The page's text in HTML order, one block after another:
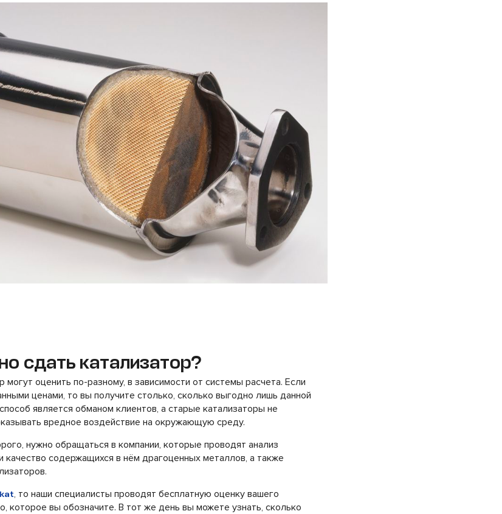
сдать катализатор?
могут оценить по-разному, в зависимости от системы расчета. Если
ценами, то вы получите столько, сколько выгодно лишь данной
является обманом клиентов, а старые катализаторы не
вредное воздействие на окружающую среду.
нужно обращаться в компании, которые проводят анализ
качество содержащихся в нём драгоценных металлов, а также
, то наши специалисты проводят бесплатную оценку вашего
которое вы обозначите. В тот же день вы можете узнать, сколько